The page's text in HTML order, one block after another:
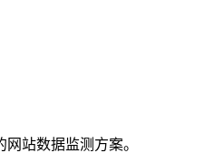
站数据监测方案。